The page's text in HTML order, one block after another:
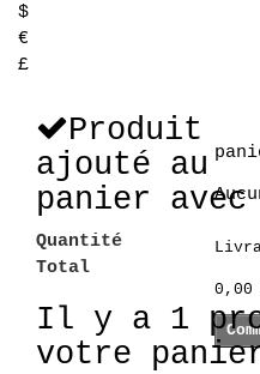
$
€
£
0,00
Produit
ajouté au
panier avec
Quantité
Total
Il y a 1
votre